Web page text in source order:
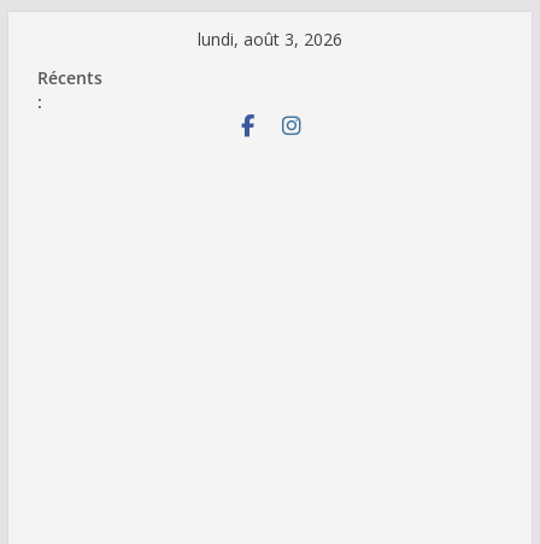
contenu
lundi, août 3, 2026
Récents
: